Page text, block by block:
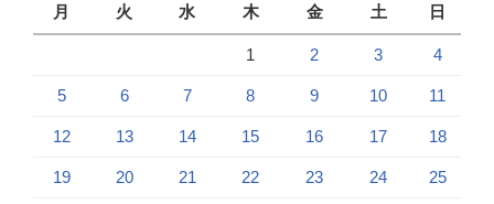
月
火 水 木 金 土 日
1 2 3 4
5 6 7 8 9 10 11
12 13 14 15 16 17 18
19 20 21 22 23 24 25